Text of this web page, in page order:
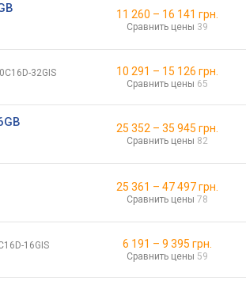
11 260 – 16 141 грн.
Сравнить цены 39
32GIS 10 291 – 15 126 грн.
Сравнить цены 65
25 352 – 35 945 грн.
Сравнить цены 82
25 361 – 47 497грн.
Сравнить цены 78
16GIS 6 191 – 9 395 грн.
Сравнить цены 59